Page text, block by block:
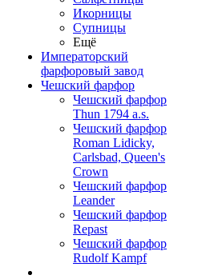
Икорницы
Супницы
Ещё
Императорский
фарфоровый завод
Чешский фарфор
Чешский фарфор
Thun 1794 a.s.
Чешский фарфор
Roman Lidicky,
Carlsbad, Queen's
Crown
Чешский фарфор
Leander
Чешский фарфор
Repast
Чешский фарфор
Rudolf Kampf